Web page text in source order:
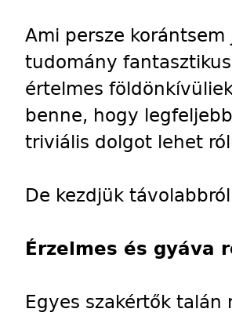
Ami persze
tudomány
értelmes
benne, hogy
triviális dolgot lehet
De kezdjük
Érzelmes és gyáva
Egyes szakértők